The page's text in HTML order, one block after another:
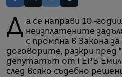
Да се направи 10 -годишна давност на неизплатените
с промяна в Закона
договорите, разкри
депутатът от ГЕРБ
след всяко съдебно